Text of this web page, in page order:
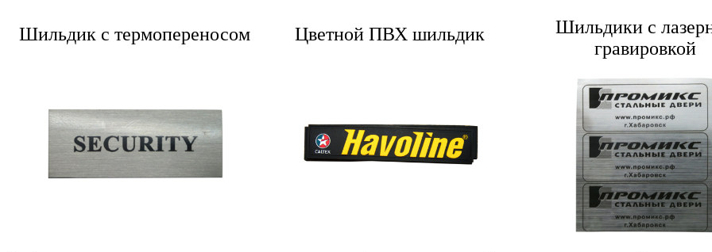
Шильдик с термопереносом Цветной ПВХ шильдик
Шильдики с
гравировкой